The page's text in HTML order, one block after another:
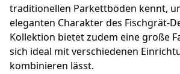
traditionellen Parkettböden kennt,
eleganten Charakter des Fischgrät-
Kollektion bietet zudem eine große
sich ideal mit verschiedenen
kombinieren lässt.